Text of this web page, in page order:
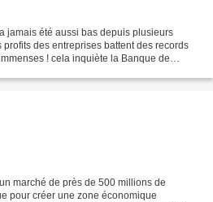
jamais été aussi bas depuis plusieurs
des entreprises battent des records
! cela inquiète la Banque de
marché de près de 500 millions de
pour créer une zone économique